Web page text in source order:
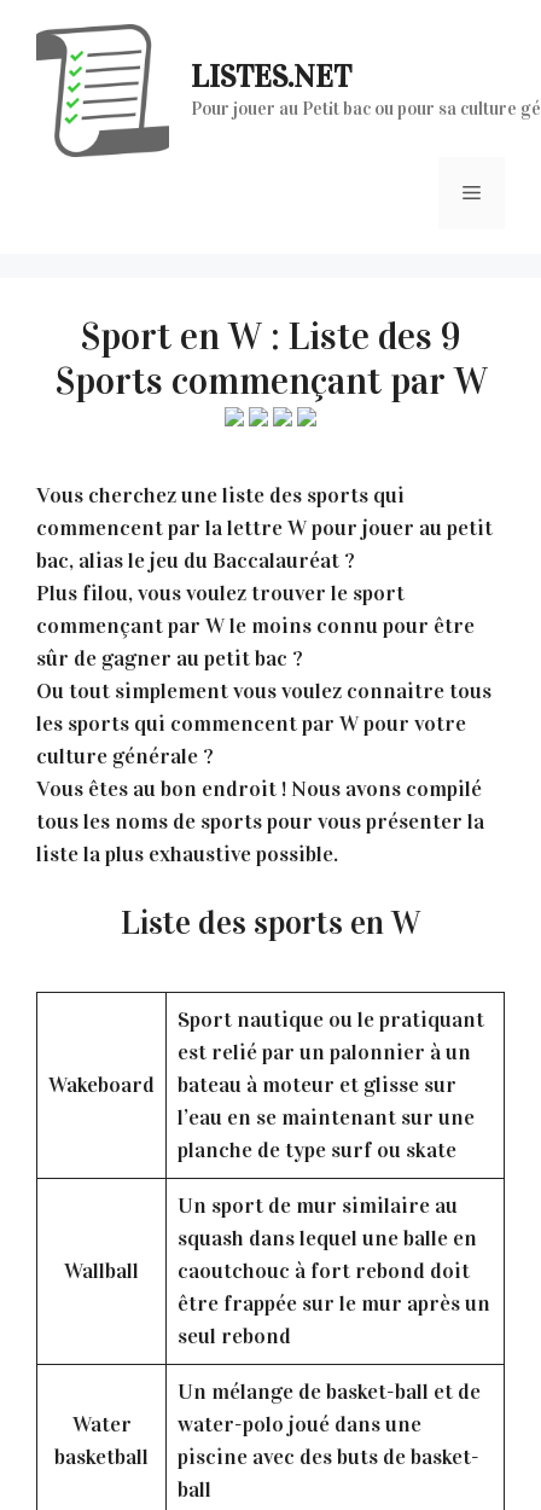
contenu
LISTES.NET
Pour jouer au Petit bac ou pour sa culture
Menu
Sport en W : Liste des 9
Sports commençant par W
Vous cherchez une liste des sports qui
commencent par la lettre W pour jouer au petit
bac, alias le jeu du Baccalauréat ?
Plus filou, vous voulez trouver le sport
commençant par W le moins connu pour être
sûr de gagner au petit bac ?
Ou tout simplement vous voulez connaitre tous
les sports qui commencent par W pour votre
culture générale ?
Vous êtes au bon endroit ! Nous avons compilé
tous les noms de sports pour vous présenter la
liste la plus exhaustive possible.
Liste des sports en W
Wakeboard
Sport nautique ou le pratiquant
est relié par un palonnier à un
bateau à moteur et glisse sur
l’eau en se maintenant sur une
planche de type surf ou skate
Wallball
Un sport de mur similaire au
squash dans lequel une balle en
caoutchouc à fort rebond doit
être frappée sur le mur après un
seul rebond
Water
basketball
Un mélange de basket-ball et de
water-polo joué dans une
piscine avec des buts de basket-
ball